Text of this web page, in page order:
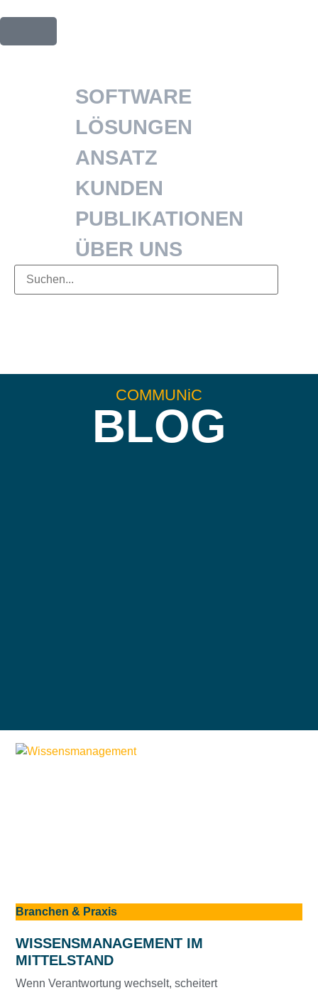
SOFTWARE
LÖSUNGEN
ANSATZ
KUNDEN
PUBLIKATIONEN
ÜBER UNS
COMMUNiC
BLOG
Branchen & Praxis
WISSENSMANAGEMENT IM
MITTELSTAND
Wenn Verantwortung wechselt, scheitert